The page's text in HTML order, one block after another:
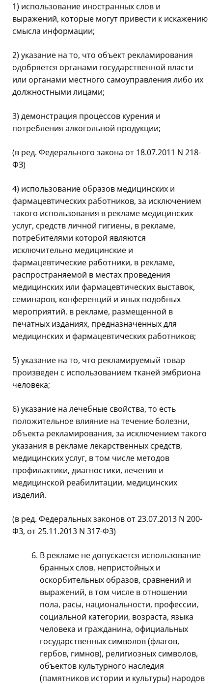
1) использование иностранных слов и
выражений, которые могут привести к искажению
смысла информации;
2) указание на то, что объект рекламирования
одобряется органами государственной власти
или органами местного самоуправления либо их
должностными лицами;
3) демонстрация процессов курения и
потребления алкогольной продукции;
(в ред. Федерального закона от 18.07.2011 N 218-
ФЗ)
4) использование образов медицинских и
фармацевтических работников, за исключением
такого использования в рекламе медицинских
услуг, средств личной гигиены, в рекламе,
потребителями которой являются
исключительно медицинские и
фармацевтические работники, в рекламе,
распространяемой в местах проведения
медицинских или фармацевтических выставок,
семинаров, конференций и иных подобных
мероприятий, в рекламе, размещенной в
печатных изданиях, предназначенных для
медицинских и фармацевтических работников;
5) указание на то, что рекламируемый товар
произведен с использованием тканей эмбриона
человека;
6) указание на лечебные свойства, то есть
положительное влияние на течение болезни,
объекта рекламирования, за исключением такого
указания в рекламе лекарственных средств,
медицинских услуг, в том числе методов
профилактики, диагностики, лечения и
медицинской реабилитации, медицинских
изделий.
(в ред. Федеральных законов от 23.07.2013 N 200-
ФЗ, от 25.11.2013 N 317-ФЗ)
В рекламе не допускается использование
бранных слов, непристойных и
оскорбительных образов, сравнений и
выражений, в том числе в отношении
пола, расы, национальности, профессии,
социальной категории, возраста, языка
человека и гражданина, официальных
государственных символов (флагов,
гербов, гимнов), религиозных символов,
объектов культурного наследия
(памятников истории и культуры) народов